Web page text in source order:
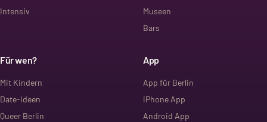
Intensiv
Museen
Bars
Für wen?
Mit Kindern
Date-Ideen
Queer Berlin
App
App für Berlin
iPhone App
Android App